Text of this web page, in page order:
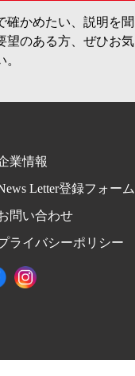
確かめたい、説明を聞
望のある方、ぜひお気
業情報
Letter登録フォーム
問い合わせ
ライバシーポリシー